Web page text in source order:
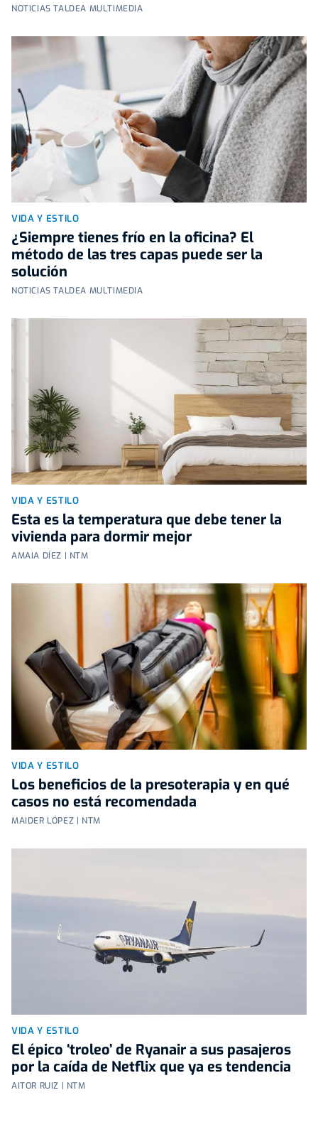
NOTICIAS TALDEA MULTIMEDIA
VIDA Y ESTILO
¿Siempre tienes frío en la oficina? El
método de las tres capas puede ser la
solución
NOTICIAS TALDEA MULTIMEDIA
VIDA Y ESTILO
Esta es la temperatura que debe tener la
vivienda para dormir mejor
AMAIA DÍEZ | NTM
VIDA Y ESTILO
Los beneficios de la presoterapia y en qué
casos no está recomendada
MAIDER LÓPEZ | NTM
VIDA Y ESTILO
El épico ‘troleo’ de Ryanair a sus pasajeros
por la caída de Netflix que ya es tendencia
AITOR RUIZ | NTM